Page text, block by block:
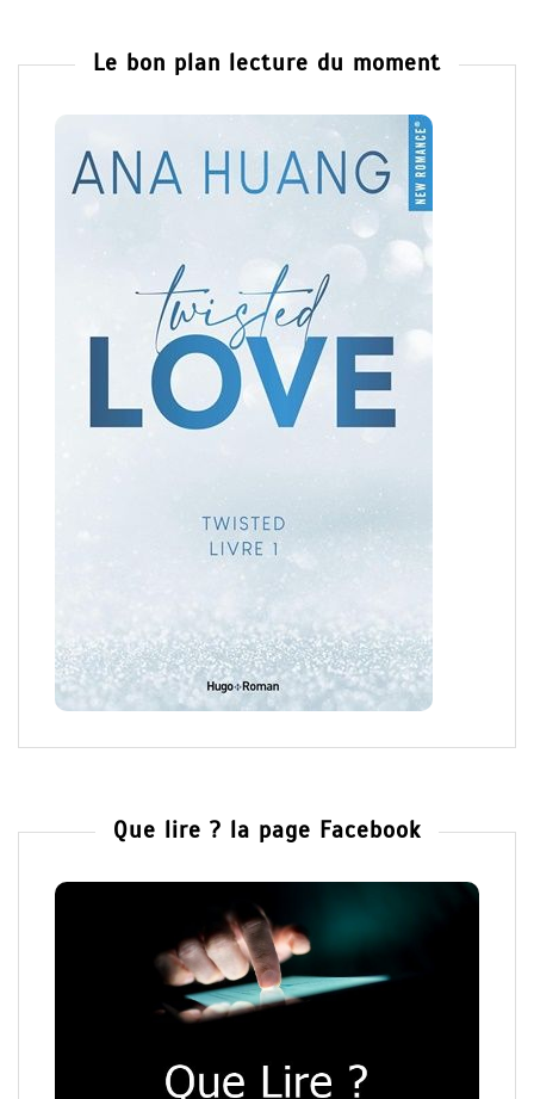
Le bon plan lecture du moment
Que lire ? la page Facebook